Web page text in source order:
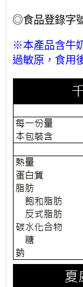
◎食品登錄字
※本產品含牛
過敏原，食用